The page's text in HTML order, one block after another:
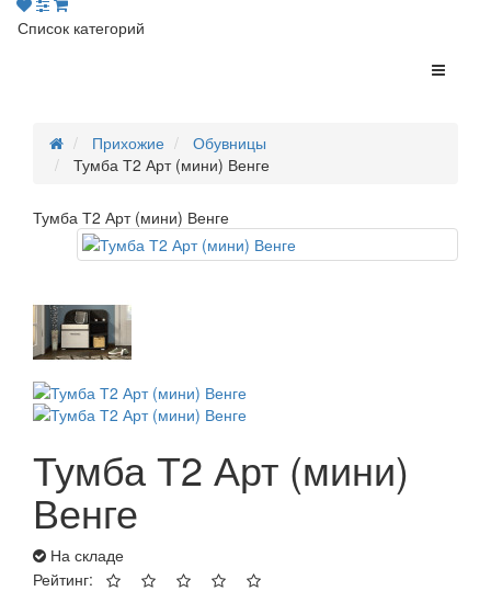
Список категорий
Прихожие
Обувницы
Тумба Т2 Арт (мини) Венге
Тумба Т2 Арт (мини) Венге
Тумба Т2 Арт (мини)
Венге
На складе
Рейтинг: